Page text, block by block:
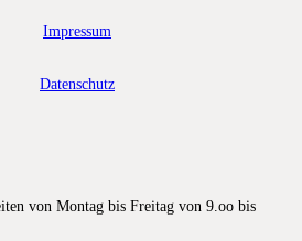
Impressum
Datenschutz
von Montag bis Freitag von 9.oo bis